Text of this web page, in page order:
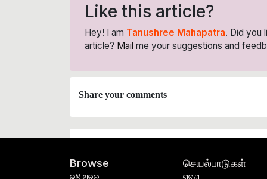
Like this article?
Hey! I am Tanushree Mahapatra. Did you
article? Mail me your suggestions and
Share your comments
Browse செயல்பாடுகள்